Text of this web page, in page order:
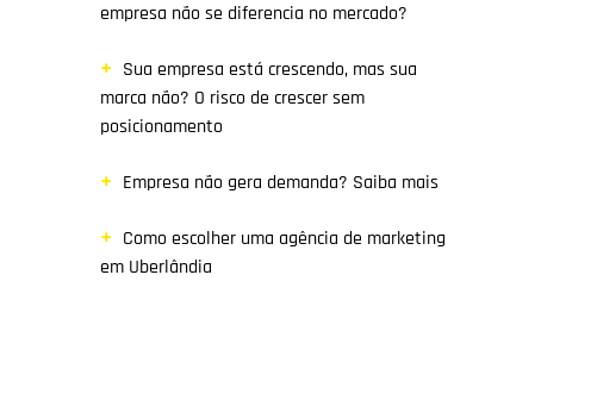
empresa não se diferencia no mercado?
Sua empresa está crescendo, mas sua
marca não? O risco de crescer sem
posicionamento
Empresa não gera demanda? Saiba mais
Como escolher uma agência de marketing
em Uberlândia